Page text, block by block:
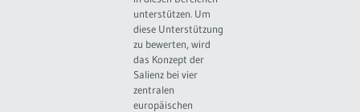
unterstützen. Um
diese Unterstützung
zu bewerten, wird
das Konzept der
Salienz bei vier
zentralen
europäischen